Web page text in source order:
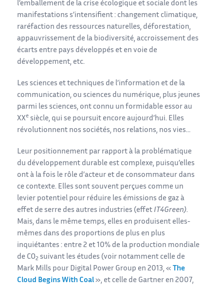
l’emballement de la crise écologique et sociale dont les
manifestations s’intensifient : changement climatique,
raréfaction des ressources naturelles, déforestation,
appauvrissement de la biodiversité, accroissement des
écarts entre pays développés et en voie de
développement, etc.
Les sciences et techniques de l’information et de la
communication, ou sciences du numérique, plus jeunes
parmi les sciences, ont connu un formidable essor au
XXe siècle, qui se poursuit encore aujourd’hui. Elles
révolutionnent nos sociétés, nos relations, nos vies…
Leur positionnement par rapport à la problématique
du développement durable est complexe, puisqu’elles
ont à la fois le rôle d’acteur et de consommateur dans
ce contexte. Elles sont souvent perçues comme un
levier potentiel pour réduire les émissions de gaz à
effet de serre des autres industries (effet IT4Green).
Mais, dans le même temps, elles en produisent elles-
mêmes dans des proportions de plus en plus
inquiétantes : entre 2 et 10% de la production mondiale
de CO2 suivant les études (voir notamment celle de
Mark Mills pour Digital Power Group en 2013, «
The
Cloud Begins With Coal », et celle de Gartner en 2007,